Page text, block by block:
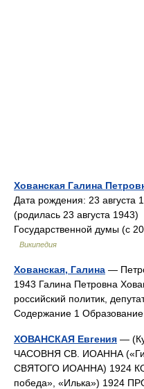
Хованская Галина
Дата рождения: 23 августа
(родилась 23 августа 1943)
Государственной думы (с
Википедия
Хованская, Галина —
1943 Галина Петровна
российский политик,
Содержание 1
ХОВАНСКАЯ Евгения —
ЧАСОВНЯ СВ. ИОАННА
СВЯТОГО ИОАННА) 1924
победа», «Илька») 1924